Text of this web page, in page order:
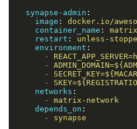
synapse-admin :
image :
docker.io/
container_name :
restart :
unless-
environment :
-
-
-
-
networks :
-
matrix-network
depends_on :
-
synapse